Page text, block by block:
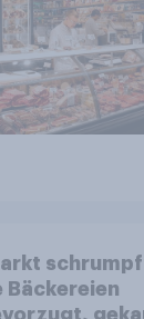
Bäckereien